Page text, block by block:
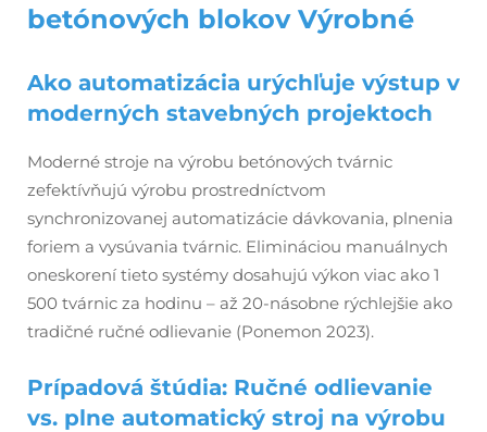
betónových blokov Výrobné
Ako automatizácia urýchľuje výstup v
moderných stavebných projektoch
Moderné stroje na výrobu betónových tvárnic
zefektívňujú výrobu prostredníctvom
synchronizovanej automatizácie dávkovania, plnenia
foriem a vysúvania tvárnic. Elimináciou manuálnych
oneskorení tieto systémy dosahujú výkon viac ako 1
500 tvárnic za hodinu – až 20-násobne rýchlejšie ako
tradičné ručné odlievanie (Ponemon 2023).
Prípadová štúdia: Ručné odlievanie
vs. plne automatický stroj na výrobu